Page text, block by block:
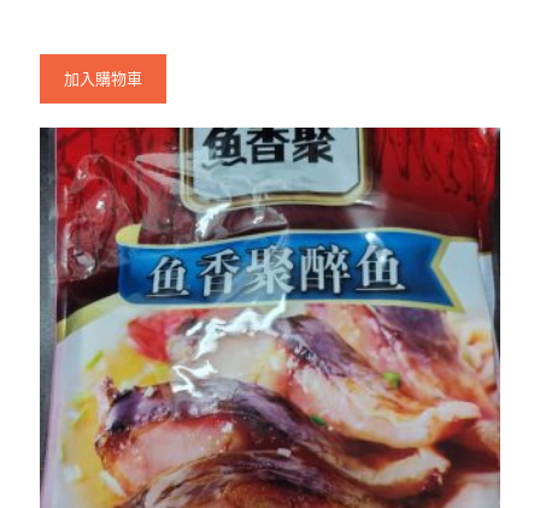
加入購物車